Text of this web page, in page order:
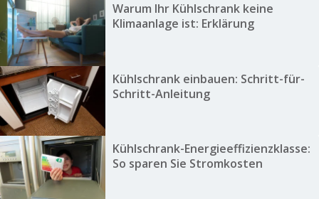
Warum Ihr Kühlschrank keine
Klimaanlage ist: Erklärung
Kühlschrank einbauen: Schritt-für-
Schritt-Anleitung
Kühlschrank-Energieeffizienzklasse:
So sparen Sie Stromkosten